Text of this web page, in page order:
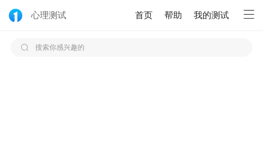
心理测试 首页 帮助 我的测试
搜索你感兴趣的